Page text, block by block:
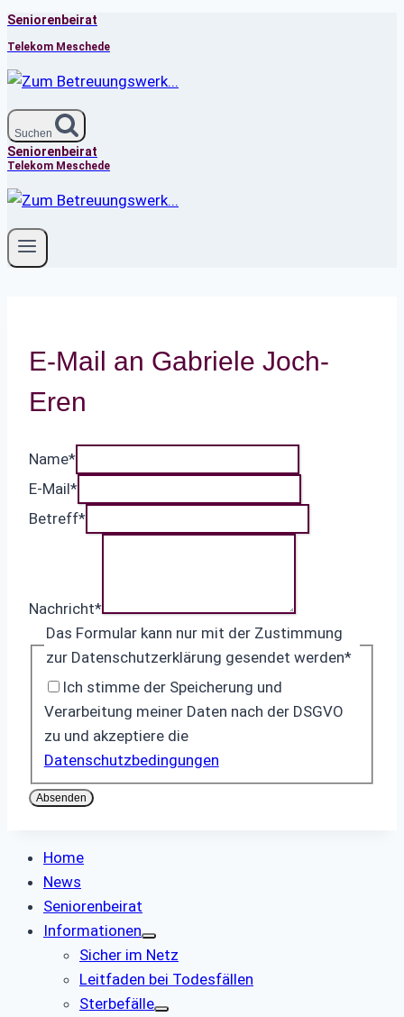
Zum
Inhalt
springen
Seniorenbeirat
Telekom Meschede
Suchen
Seniorenbeirat
Telekom Meschede
E-Mail an Gabriele Joch-
Eren
Name*
E-Mail*
Betreff*
Nachricht*
Das Formular kann nur mit der Zustimmung
zur Datenschutzerklärung gesendet werden*
Ich stimme der Speicherung und
Verarbeitung meiner Daten nach der DSGVO
zu und akzeptiere die
Datenschutzbedingungen
Absenden
Home
News
Seniorenbeirat
Informationen
Sicher im Netz
Leitfaden bei Todesfällen
Sterbefälle